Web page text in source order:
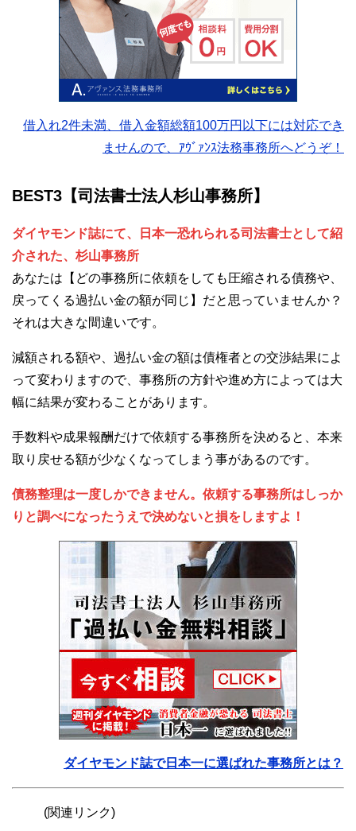
借入れ2件未満、借入金額総額100万円以下には対応でき
ませんので、ｱｳﾞｧﾝｽ法務事務所へどうぞ！
BEST3【司法書士法人杉山事務所】
ダイヤモンド誌にて、日本一恐れられる司法書士として紹
介された、杉山事務所
あなたは【どの事務所に依頼をしても圧縮される債務や、
戻ってくる過払い金の額が同じ】だと思っていませんか？
それは大きな間違いです。
減額される額や、過払い金の額は債権者との交渉結果によ
って変わりますので、事務所の方針や進め方によっては大
幅に結果が変わることがあります。
手数料や成果報酬だけで依頼する事務所を決めると、本来
取り戻せる額が少なくなってしまう事があるのです。
債務整理は一度しかできません。依頼する事務所はしっか
りと調べになったうえで決めないと損をしますよ！
ダイヤモンド誌で日本一に選ばれた事務所とは？
(関連リンク)